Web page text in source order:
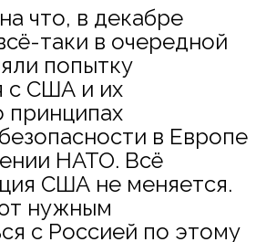
что, в декабре
таки в очередной
попытку
с США и их
принципах
в Европе
НАТО. Всё
США не меняется.
нужным
с Россией по этому